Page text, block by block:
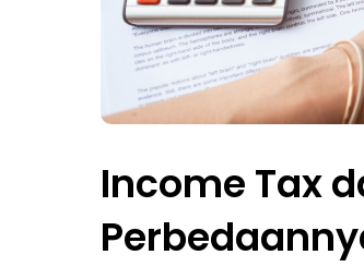
Income Tax